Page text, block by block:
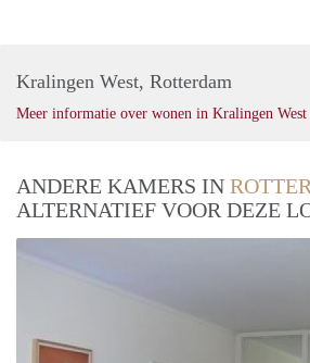
Kralingen West, Rotterdam
Meer informatie over wonen in Kralingen West
ANDERE KAMERS IN
ALTERNATIEF VOOR DEZE